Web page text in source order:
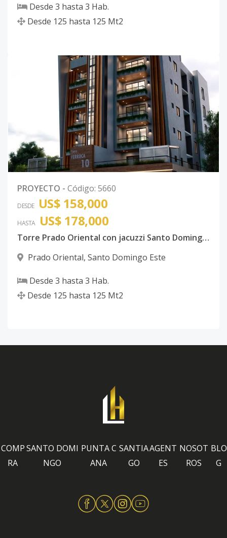
Desde 3 hasta 3 Hab.
Desde 125 hasta 125 Mt2
PROYECTO - Código: 5660
DESDE US$ 158,000
HASTA US$ 178,000
Torre Prado Oriental con jacuzzi Santo Domingo Este con ancestor
Prado Oriental, Santo Domingo Este
Desde 3 hasta 3 Hab.
Desde 125 hasta 125 Mt2
COMP
RA
SANTO DOMI
NGO
PUNTA C
ANA
SANTIA
GO
AGENT
ES
NOSOT
ROS
BLO
G